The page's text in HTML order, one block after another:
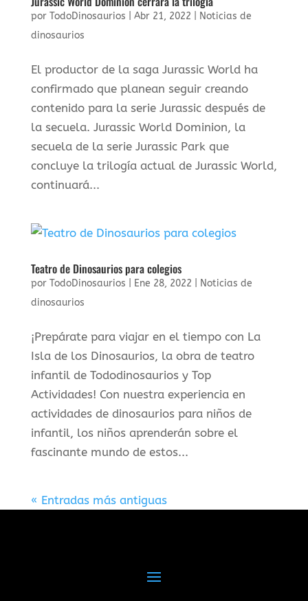
por TodoDinosaurios Abr 21, 2022
Noticias de
dinosaurios
El productor de la saga Jurassic World ha
confirmado que planean seguir creando
contenido para la serie Jurassic después de
la secuela. Jurassic World Dominion, la
secuela de la serie Jurassic Park que
concluye la trilogía actual de Jurassic World,
continuará...
Teatro de Dinosaurios para colegios
por TodoDinosaurios Ene 28, 2022
Noticias de
dinosaurios
¡Prepárate para viajar en el tiempo con La
Isla de los Dinosaurios, la obra de teatro
infantil de Tododinosaurios y Top
Actividades! Con nuestra experiencia en
actividades de dinosaurios para niños de
infantil, los niños aprenderán sobre el
fascinante mundo de estos...
« Entradas más antiguas